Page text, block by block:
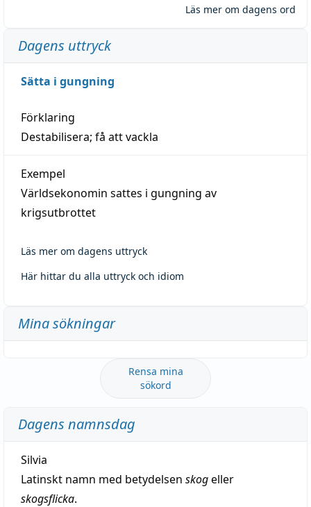
Läs mer om dagens ord
Dagens uttryck
Sätta i gungning
Förklaring
Destabilisera; få att vackla
Exempel
Världsekonomin sattes i gungning av
krigsutbrottet
Läs mer om dagens uttryck
Här hittar du alla uttryck och idiom
Mina sökningar
Rensa mina
sökord
Dagens namnsdag
Silvia
Latinskt namn med betydelsen skogeller
skogsflicka.